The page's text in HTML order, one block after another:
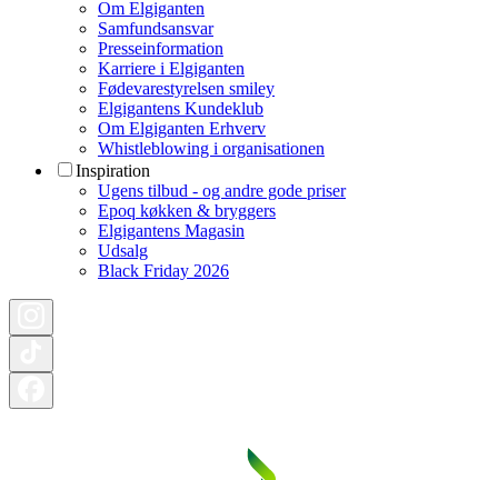
Om Elgiganten
Samfundsansvar
Presseinformation
Karriere i Elgiganten
Fødevarestyrelsen smiley
Elgigantens Kundeklub
Om Elgiganten Erhverv
Whistleblowing i organisationen
Inspiration
Ugens tilbud - og andre gode priser
Epoq køkken & bryggers
Elgigantens Magasin
Udsalg
Black Friday 2026